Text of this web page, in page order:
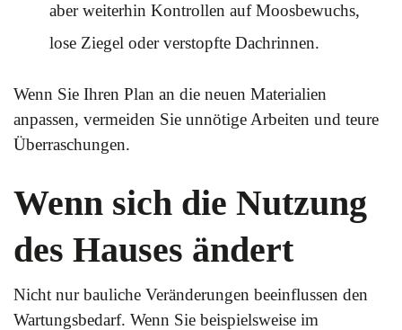
aber weiterhin Kontrollen auf Moosbewuchs,
lose Ziegel oder verstopfte Dachrinnen.
Wenn Sie Ihren Plan an die neuen Materialien
anpassen, vermeiden Sie unnötige Arbeiten und teure
Überraschungen.
Wenn sich die Nutzung
des Hauses ändert
Nicht nur bauliche Veränderungen beeinflussen den
Wartungsbedarf. Wenn Sie beispielsweise im